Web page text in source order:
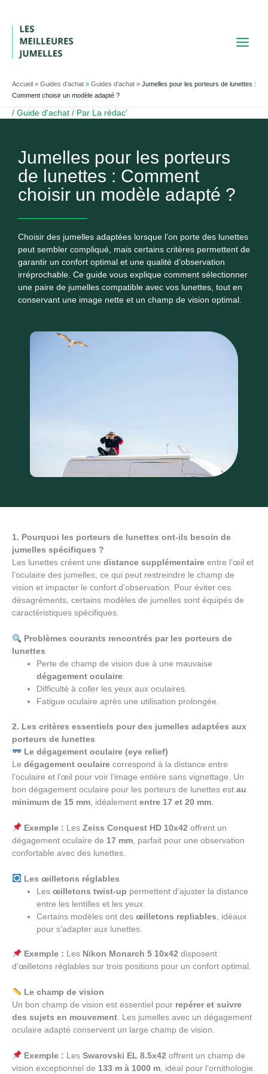
contenu
Accueil » Guides d’achat » Guides d’achat » Jumelles pour les porteurs de lunettes :
Comment choisir un modèle adapté ?
/ Guide d'achat / Par La rédac'
Jumelles pour les porteurs
de lunettes : Comment
choisir un modèle adapté ?
Choisir des jumelles adaptées lorsque l’on porte des lunettes
peut sembler compliqué, mais certains critères permettent de
garantir un confort optimal et une qualité d’observation
irréprochable. Ce guide vous explique comment sélectionner
une paire de jumelles compatible avec vos lunettes, tout en
conservant une image nette et un champ de vision optimal.
1. Pourquoi les porteurs de lunettes ont-ils besoin de
jumelles spécifiques ?
Les lunettes créent une distance supplémentaire entre l’œil et
l’oculaire des jumelles, ce qui peut restreindre le champ de
vision et impacter le confort d’observation. Pour éviter ces
désagréments, certains modèles de jumelles sont équipés de
caractéristiques spécifiques.
Problèmes courants rencontrés par les porteurs de
lunettes
Perte de champ de vision due à une mauvaise
dégagement oculaire.
Difficulté à coller les yeux aux oculaires.
Fatigue oculaire après une utilisation prolongée.
2. Les critères essentiels pour des jumelles adaptées aux
porteurs de lunettes
Le dégagement oculaire (eye relief)
Le dégagement oculaire correspond à la distance entre
l’oculaire et l’œil pour voir l’image entière sans vignettage. Un
bon dégagement oculaire pour les porteurs de lunettes est au
minimum de 15 mm , idéalement entre 17 et 20 mm
Exemple : Les Zeiss Conquest HD 10x42 offrent un
dégagement oculaire de 17 mm , parfait pour une observation
confortable avec des lunettes.
Les œilletons réglables
Lesœilletons twist-up permettent d’ajuster la distance
entre les lentilles et les yeux.
Certains modèles ont desœilletons repliables , idéaux
pour s’adapter aux lunettes.
Exemple : Les Nikon Monarch 5 10x42disposent
d'œilletons réglables sur trois positions pour un confort optimal.
Le champ de vision
Un bon champ de vision est essentiel pour repérer et suivre
des sujets en mouvement . Les jumelles avec un dégagement
oculaire adapté conservent un large champ de vision.
Exemple : Les Swarovski EL 8.5x42 offrent un champ de
vision exceptionnel de 133 m à 1000 m , idéal pour l’ornithologie.